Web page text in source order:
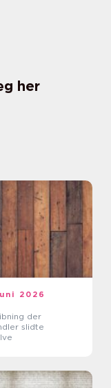
her
2026
der
slidte